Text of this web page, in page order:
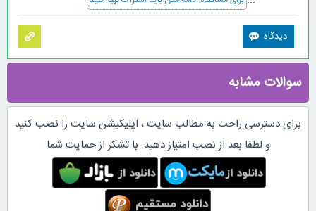
سوالات مشابه
برای دسترسی راحت به مطالب سایت ، اپلیکیشن سایت را نصب کنید
و لطفا بعد از نصب امتیاز دهید. با تشکر از حمایت شما